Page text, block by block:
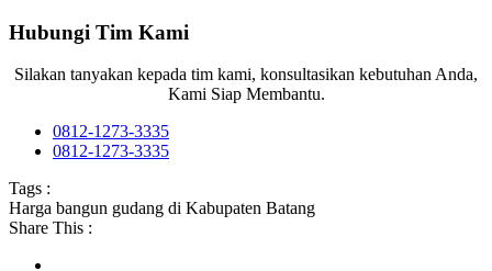
Hubungi Tim Kami
Silakan tanyakan kepada tim kami, konsultasikan kebutuhan Anda,
Kami Siap Membantu.
0812-1273-3335
0812-1273-3335
Tags :
Harga bangun gudang di Kabupaten Batang
Share This :